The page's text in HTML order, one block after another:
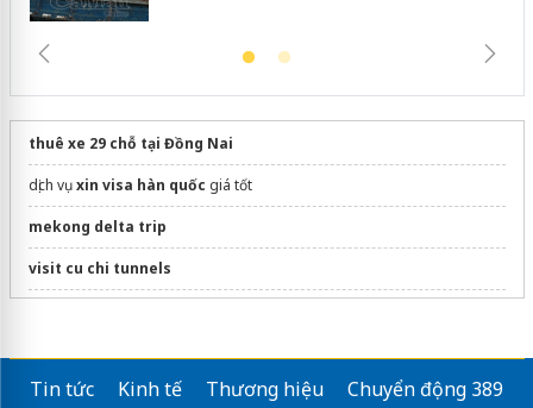
thuê xe 29 chỗ tại Đồng Nai
dịch vụxin visa hàn quốc giá tốt
mekong delta trip
visit cu chi tunnels
tour vũng tàu 2 ngày 1 đêm
Tin tức Kinh tế Thương hiệu
Chuyển động 389